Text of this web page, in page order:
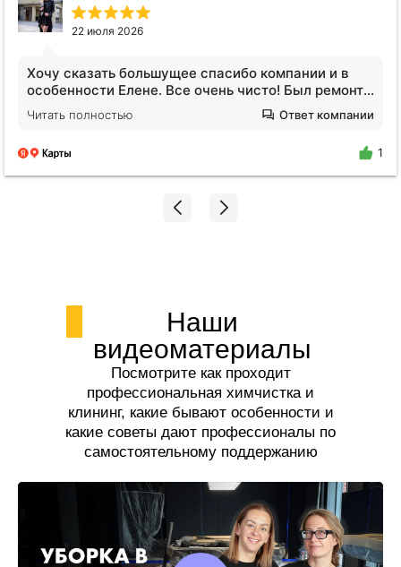
17 июля 2026
Обратилась за услугами клининга. Квартира после
сложных жильцов, вся кухня в жире, ощещение
будто никто не убирался годами. Отмыли все!
Плитка на полу оказалась не черной, я нигде не
легче стало. Спасибо огромное Екатерине!!!
Читать полностью Ответ компании
Наши
видеоматериалы
Посмотрите как проходит
профессиональная химчистка и
клининг, какие бывают особенности и
какие советы дают профессионалы по
самостоятельному поддержанию